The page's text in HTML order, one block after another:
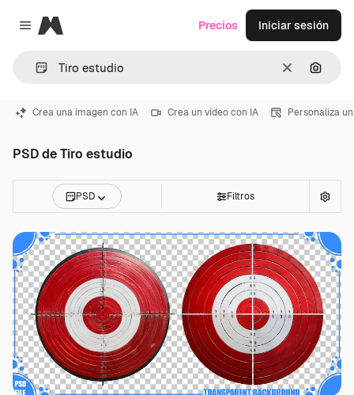
Close menu
Magnific
Borrar
Precios Iniciar sesión
Crea una imagen con IA Crea un vídeo con IA Personaliza
PSD de Tiro estudio
PSD Filtros